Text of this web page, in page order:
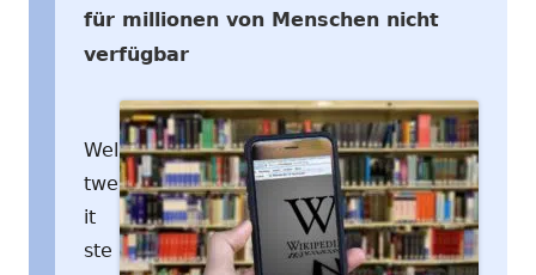
für millionen von Menschen nicht
verfügbar
Wel
twe
it
ste